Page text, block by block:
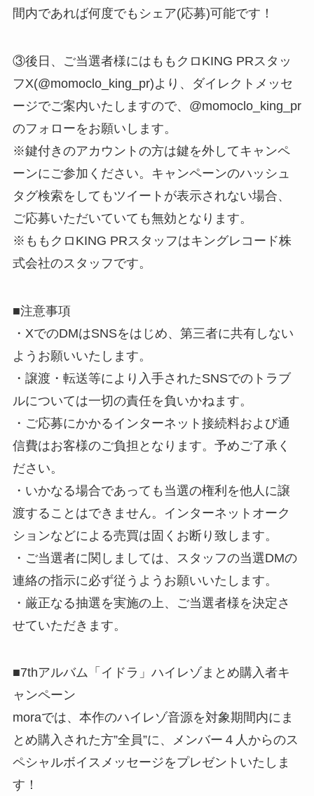
間内であれば何度でもシェア(応募)可能です！
③後日、ご当選者様にはももクロKING PRスタッ
フX(@momoclo_king_pr)より、ダイレクトメッセ
ージでご案内いたしますので、@momoclo_king_pr
のフォローをお願いします。
※鍵付きのアカウントの方は鍵を外してキャンペ
ーンにご参加ください。キャンペーンのハッシュ
タグ検索をしてもツイートが表示されない場合、
ご応募いただいていても無効となります。
※ももクロKING PRスタッフはキングレコード株
式会社のスタッフです。
■注意事項
・XでのDMはSNSをはじめ、第三者に共有しない
ようお願いいたします。
・譲渡・転送等により入手されたSNSでのトラブ
ルについては一切の責任を負いかねます。
・ご応募にかかるインターネット接続料および通
信費はお客様のご負担となります。予めご了承く
ださい。
・いかなる場合であっても当選の権利を他人に譲
渡することはできません。インターネットオーク
ションなどによる売買は固くお断り致します。
・ご当選者に関しましては、スタッフの当選DMの
連絡の指示に必ず従うようお願いいたします。
・厳正なる抽選を実施の上、ご当選者様を決定さ
せていただきます。
■7thアルバム「イドラ」ハイレゾまとめ購入者キ
ャンペーン
moraでは、本作のハイレゾ音源を対象期間内にま
とめ購入された方”全員”に、メンバー４人からのス
ペシャルボイスメッセージをプレゼントいたしま
す！